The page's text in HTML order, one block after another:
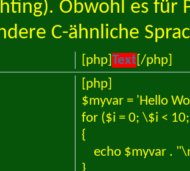
Obwohl es für
C-ähnliche
[php] Text[/php]
[php]
$myvar = 'Hello
for ($i = 0; \$i <
{
echo $myvar .